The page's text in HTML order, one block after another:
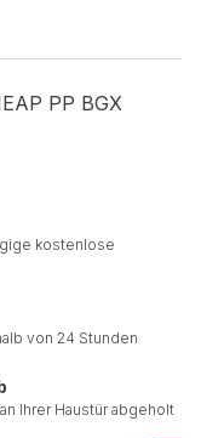
PP BGX
kostenlose
von 24 Stunden
Ihrer Haustür abgeholt